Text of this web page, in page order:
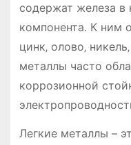
содержат железа в
компонента. К ним
цинк‚ олово‚
металлы часто
коррозионной
Легкие металлы –